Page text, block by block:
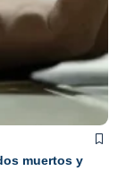
muertos y